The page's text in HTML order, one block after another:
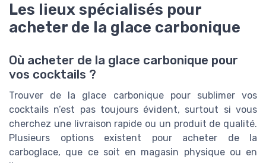
Les lieux spécialisés pour
acheter de la glace carbonique
Où acheter de la glace carbonique pour
vos cocktails ?
Trouver de la glace carbonique pour sublimer vos
cocktails n’est pas toujours évident, surtout si vous
cherchez une livraison rapide ou un produit de qualité.
Plusieurs options existent pour acheter de la
carboglace, que ce soit en magasin physique ou en